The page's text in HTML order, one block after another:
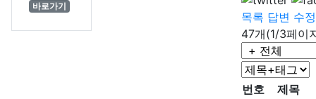
바로가기
목록 답변 수정
47개(1/3페이
번호
제목